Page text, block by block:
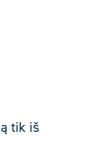
tik iš